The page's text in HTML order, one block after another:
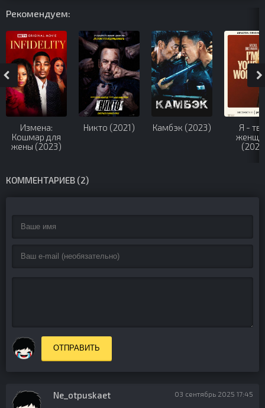
Рекомендуем:
Измена:
Кошмар для
жены (2023)
Никто (2021) Камбэк (2023)
Я -
КОММЕНТАРИЕВ (2)
ОТПРАВИТЬ
Ne_otpuskaet 03 сентябрь 2025 17:45